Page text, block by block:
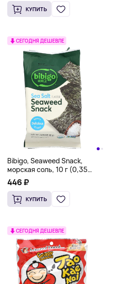
по 4 г (0,14 унции)
КУПИТЬ
СЕГОДНЯ ДЕШЕВЛЕ
Bibigo, Seaweed Snack,
морская соль, 10 г (0,35
унции)
446 ₽
КУПИТЬ
СЕГОДНЯ ДЕШЕВЛЕ